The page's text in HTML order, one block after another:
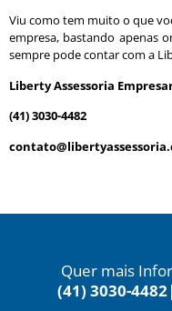
Viu como tem muito o que
empresa, bastando apenas
sempre pode contar com a
Liberty Assessoria
(41) 3030-4482
Quer mais
(41) 3030-4482